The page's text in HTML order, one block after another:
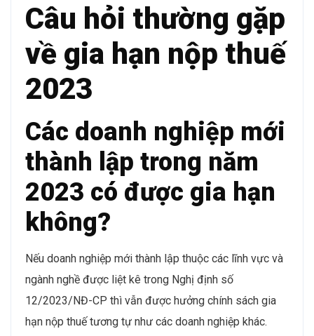
Câu hỏi thường gặp
về gia hạn nộp thuế
2023
Các doanh nghiệp mới
thành lập trong năm
2023 có được gia hạn
không?
Nếu doanh nghiệp mới thành lập thuộc các lĩnh vực và
ngành nghề được liệt kê trong Nghị định số
12/2023/NĐ-CP thì vẫn được hưởng chính sách gia
hạn nộp thuế tương tự như các doanh nghiệp khác.